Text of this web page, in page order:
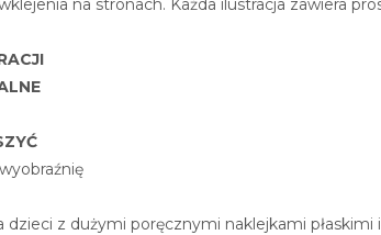
na stronach. Każda ilustracja zawiera
dzieci z dużymi poręcznymi naklejkami